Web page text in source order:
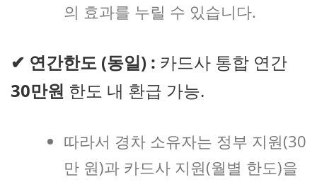
의 효과를 누릴 수 있습니다.
✔ 연간한도 (동일) : 카드사 통합 연간
30만원 한도 내 환급 가능.
따라서 경차 소유자는 정부 지원(30
만 원)과 카드사 지원(월별 한도)을